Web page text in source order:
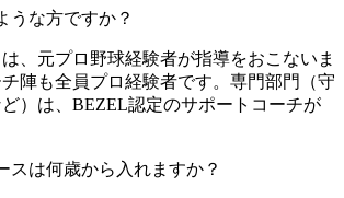
うな方ですか？
、元プロ野球経験者が指導をおこないま
陣も全員プロ経験者です。専門部門（守
）は、BEZEL認定のサポートコーチが
スは何歳から入れますか？